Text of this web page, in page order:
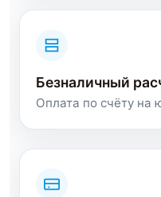
Безналичный
Оплата по счёту на